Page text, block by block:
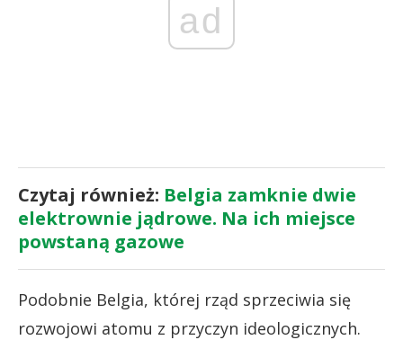
ad
Czytaj również: Belgia zamknie dwie
elektrownie jądrowe. Na ich miejsce
powstaną gazowe
Podobnie Belgia, której rząd sprzeciwia się
rozwojowi atomu z przyczyn ideologicznych.